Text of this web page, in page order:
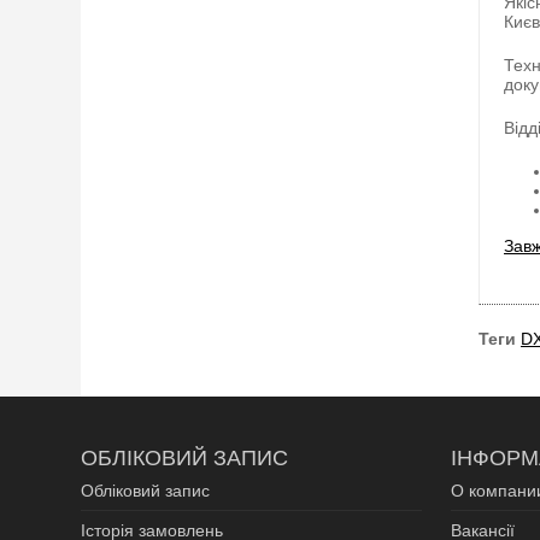
Теги
ОБЛІКОВИЙ ЗАПИС
Обліковий запис
Історія замовлень
О
Вакансії